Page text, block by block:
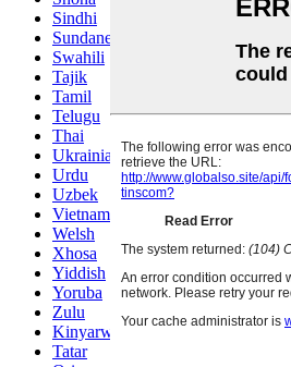
Sindhi
Sundanese
Swahili
Tajik
Tamil
Telugu
Thai
Ukrainian
Urdu
Uzbek
Vietnamese
Welsh
Xhosa
Yiddish
Yoruba
Zulu
Kinyarwanda
Tatar